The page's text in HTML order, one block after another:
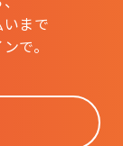
まで
で。